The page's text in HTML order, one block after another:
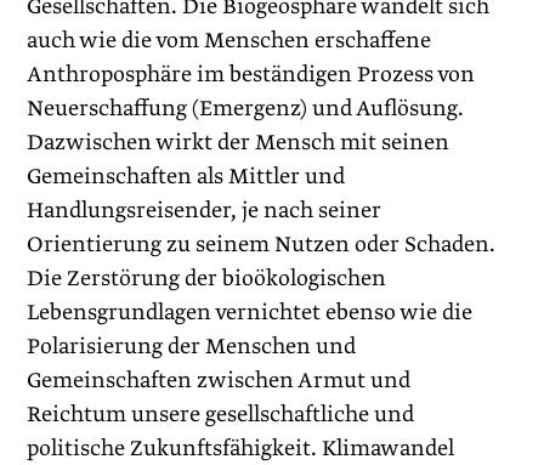
Gesellschaften. Die Biogeosphäre wandelt sich
auch wie die vom Menschen erschaffene
Anthroposphäre im beständigen Prozess von
Neuerschaffung (Emergenz) und Auflösung.
Dazwischen wirkt der Mensch mit seinen
Gemeinschaften als Mittler und
Handlungsreisender, je nach seiner
Orientierung zu seinem Nutzen oder Schaden.
Die Zerstörung der bioökologischen
Lebensgrundlagen vernichtet ebenso wie die
Polarisierung der Menschen und
Gemeinschaften zwischen Armut und
Reichtum unsere gesellschaftliche und
politische Zukunftsfähigkeit. Klimawandel